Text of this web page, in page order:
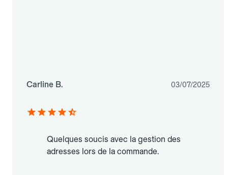
Carline B. 03/07/2025
Quelques soucis avec la gestion des
adresses lors de la commande.